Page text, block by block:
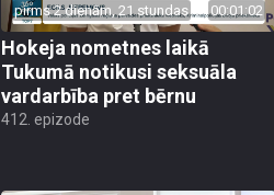
pirms 2 dienām, 21 stundas 00:01:02
Hokeja nometnes laikā
Tukumā notikusi seksuāla
vardarbība pret bērnu
412. epizode